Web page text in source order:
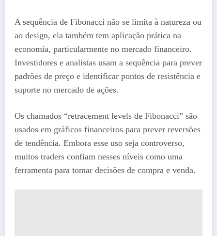
A sequência de Fibonacci não se limita à natureza ou
ao design, ela também tem aplicação prática na
economia, particularmente no mercado financeiro.
Investidores e analistas usam a sequência para prever
padrões de preço e identificar pontos de resistência e
suporte no mercado de ações.
Os chamados “retracement levels de Fibonacci” são
usados em gráficos financeiros para prever reversões
de tendência. Embora esse uso seja controverso,
muitos traders confiam nesses níveis como uma
ferramenta para tomar decisões de compra e venda.